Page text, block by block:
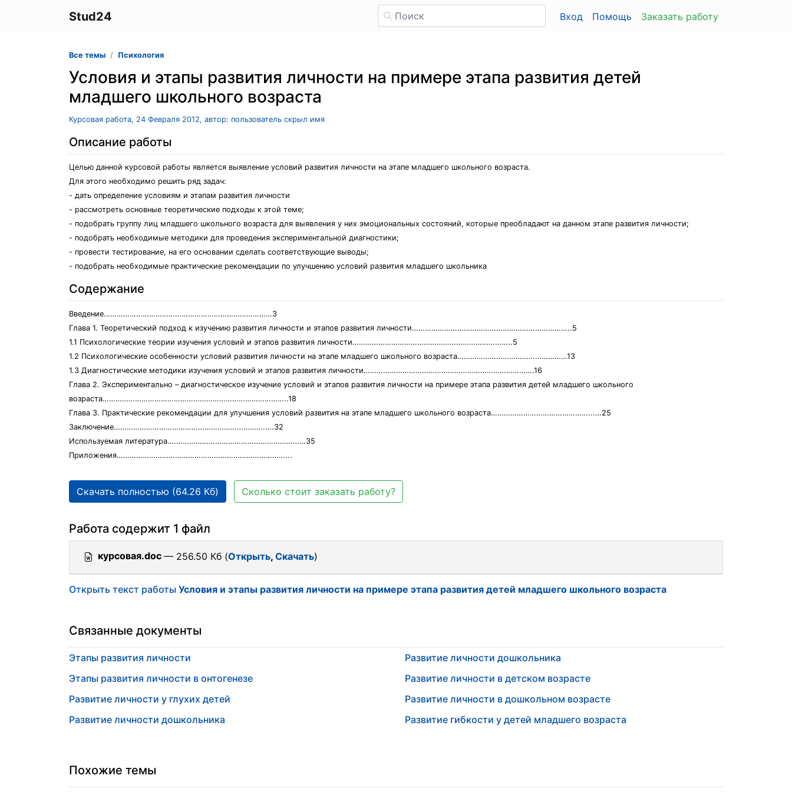
Stud24 Вход Помощь Заказать работу
Все темы Психология
Условия и этапы развития личности на примере этапа развития детей
младшего школьного возраста
Курсовая работа, 24 Февраля 2012, автор: пользователь скрыл имя
Описание работы
Целью данной курсовой работы является выявление условий развития личности на этапе младшего школьного возраста.
Для этого необходимо решить ряд задач:
- дать определение условиям и этапам развития личности
- рассмотреть основные теоретические подходы к этой теме;
- подобрать группу лиц младшего школьного возраста для выявления у них эмоциональных состояний, которые преобладают на данном этапе развития личности;
- подобрать необходимые методики для проведения экспериментальной диагностики;
- провести тестирование, на его основании сделать соответствующие выводы;
- подобрать необходимые практические рекомендации по улучшению условий развития младшего школьника
Содержание
Введение……………………………………………………………………3
Глава 1. Теоретический подход к изучению развития личности и этапов развития личности………………………………………………………………..5
1.1 Психологические теории изучения условий и этапов развития личности………………………………………………………………..5
1.2 Психологические особенности условий развития личности на этапе младшего школьного возраста……………………………………………13
1.3 Диагностические методики изучения условий и этапов развития личности…………………………………………………………………….16
Глава 2. Экспериментально – диагностическое изучение условий и этапов развития личности на примере этапа развития детей младшего школьного
возраста…………………………………………………………………………..18
Глава 3. Практические рекомендации для улучшения условий развития на этапе младшего школьного возраста………………………………………...…25
Заключение…………………………………………………………….….32
Используемая литература….……………………………………………………35
Приложения……………………………………………………………………...
Скачать полностью (64.26 Кб) Сколько стоит заказать работу?
Работа содержит 1 файл
курсовая.doc — 256.50 Кб (Открыть, Скачать)
Открыть текст работы Условия и этапы развития личности на примере этапа развития детей младшего школьного возраста
Связанные документы
Этапы развития личности
Этапы развития личности в онтогенезе
Развитие личности у глухих детей
Развитие личности дошкольника
Развитие личности дошкольника
Развитие личности в детском возрасте
Развитие личности в дошкольном возрасте
Развитие гибкости у детей младшего возраста
Похожие темы